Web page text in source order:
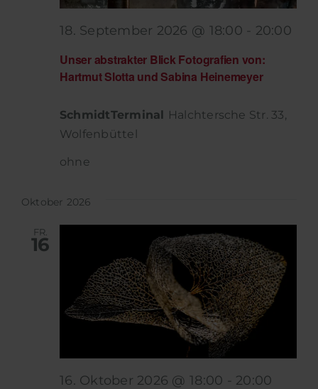
Unser abstrakter Blick Fotografien von:
Hartmut Slotta und Sabina Heinemeyer
18. September 2026 @ 18:00 - 20:00
SchmidtTerminal Halchtersche Str. 33,
Wolfenbüttel
ohne
Oktober 2026
FR.
16
16. Oktober 2026 @ 18:00 - 20:00